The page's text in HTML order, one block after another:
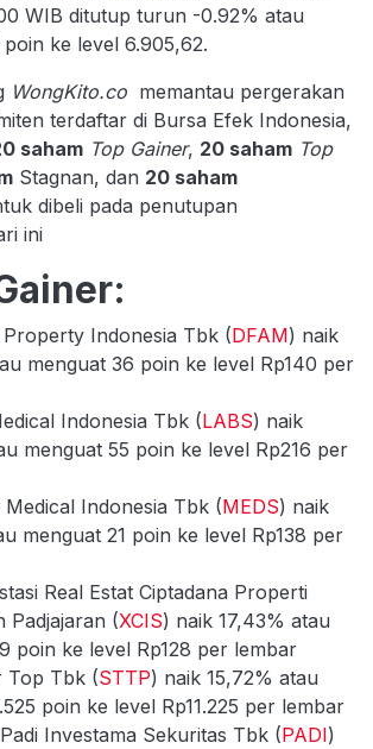
WIB ditutup turun -0.92% atau
ke level 6.905,62.
WongKito.co memantau pergerakan
terdaftar di Bursa Efek Indonesia,
saham Top Gainer, 20 saham Top
Stagnan, dan 20 saham
dibeli pada penutupan
ini
Indonesia Tbk (DFAM) naik
menguat 36 poin ke level Rp140 per
Indonesia Tbk (LABS) naik
menguat 55 poin ke level Rp216 per
Indonesia Tbk (MEDS) naik
menguat 21 poin ke level Rp138 per
Real Estat Ciptadana Properti
Padjajaran (XCIS) naik 17,43% atau
poin ke level Rp128 per lembar
Top Tbk (STTP) naik 15,72% atau
poin ke level Rp11.225 per lembar
Investama Sekuritas Tbk (PADI)